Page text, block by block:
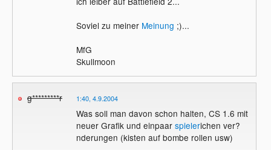
Soviel zu meiner Meinung ;)...
MfG
Skullmoon
g*********r 1:40, 4.9.2004
Was soll man davon schon halten, CS 1.6 mit
neuer Grafik und einpaar spielerichen ver?
nderungen (kisten auf bombe rollen usw)